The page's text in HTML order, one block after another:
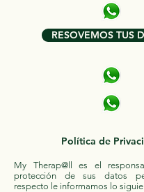
RESOVEMOS TUS
Política de
My Therap@ll es el
protección de sus datos
respecto le informamos lo